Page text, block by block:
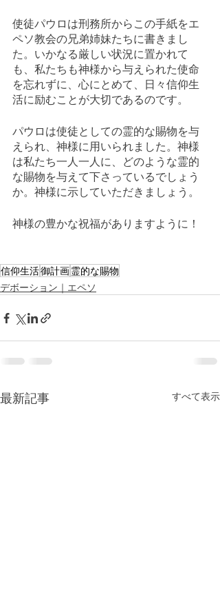
使徒パウロは刑務所からこの手紙をエ
ペソ教会の兄弟姉妹たちに書きまし
た。いかなる厳しい状況に置かれて
も、私たちも神様から与えられた使命
を忘れずに、心にとめて、日々信仰生
活に励むことが大切であるのです。
パウロは使徒としての霊的な賜物を与
えられ、神様に用いられました。神様
は私たち一人一人に、どのような霊的
な賜物を与えて下さっているでしょう
か。神様に示していただきましょう。
神様の豊かな祝福がありますように！
信仰生活御計画霊的な賜物
デボーション｜エペソ
最新記事 すべて表示